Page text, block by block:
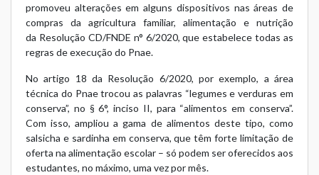
promoveu alterações em alguns dispositivos nas áreas de
compras da agricultura familiar, alimentação e nutrição
da Resolução CD/FNDE n° 6/2020, que estabelece todas as
regras de execução do Pnae.
No artigo 18 da Resolução 6/2020, por exemplo, a área
técnica do Pnae trocou as palavras “legumes e verduras em
conserva”, no § 6°, inciso II, para “alimentos em conserva”.
Com isso, ampliou a gama de alimentos deste tipo, como
salsicha e sardinha em conserva, que têm forte limitação de
oferta na alimentação escolar – só podem ser oferecidos aos
estudantes, no máximo, uma vez por mês.